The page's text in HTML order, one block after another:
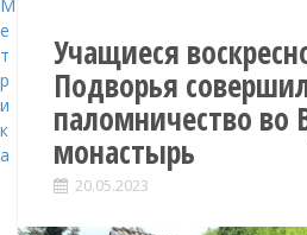
n
t
e
n
t
Учащиеся
Подворья
паломничество во
монастырь
20.05.2023